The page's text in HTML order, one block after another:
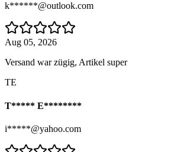
k******@outlook.com
Aug 05, 2026
Versand war zügig, Artikel super
TE
T***** E********
i*****@yahoo.com